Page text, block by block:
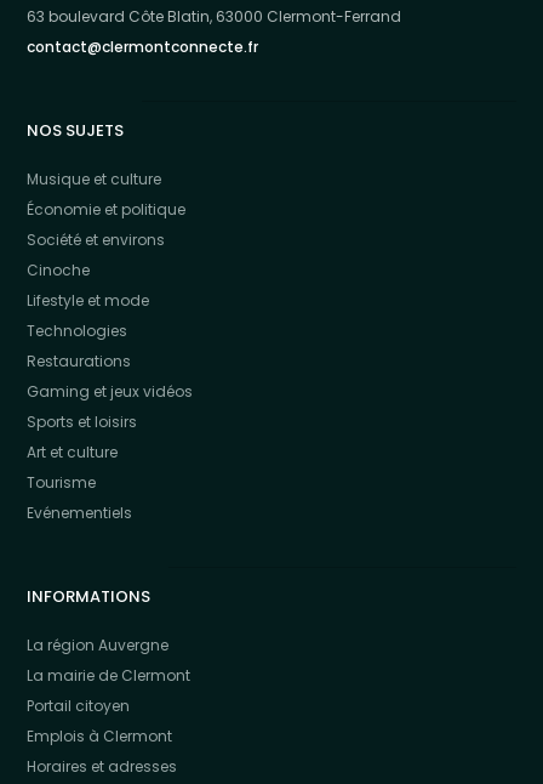
63 boulevard Côte Blatin, 63000 Clermont-Ferrand
contact@clermontconnecte.fr
NOS SUJETS
Musique et culture
Économie et politique
Société et environs
Cinoche
Lifestyle et mode
Technologies
Restaurations
Gaming et jeux vidéos
Sports et loisirs
Art et culture
Tourisme
Evénementiels
INFORMATIONS
La région Auvergne
La mairie de Clermont
Portail citoyen
Emplois à Clermont
Horaires et adresses